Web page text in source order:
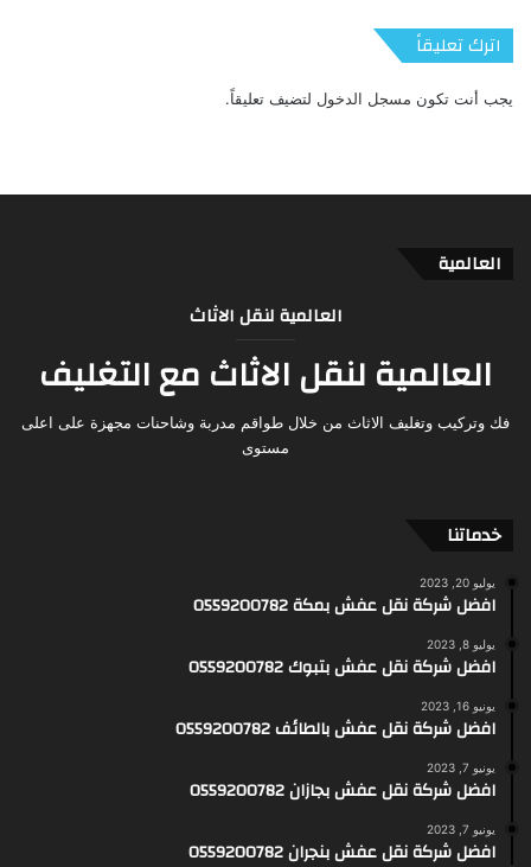
اترك تعليقاً
يجب أنت تكون مسجل الدخول لتضيف تعليقاً.
العالمية
العالمية لنقل الاثاث
العالمية لنقل الاثاث مع التغليف
فك وتركيب وتغليف الاثاث من خلال طواقم مدربة وشاحنات مجهزة على اعلى
مستوى
خدماتنا
يوليو 20, 2023
افضل شركة نقل عفش بمكة 0559200782
يوليو 8, 2023
افضل شركة نقل عفش بتبوك 0559200782
يونيو 16, 2023
افضل شركة نقل عفش بالطائف 0559200782
يونيو 7, 2023
افضل شركة نقل عفش بجازان 0559200782
يونيو 7, 2023
افضل شركة نقل عفش بنجران 0559200782